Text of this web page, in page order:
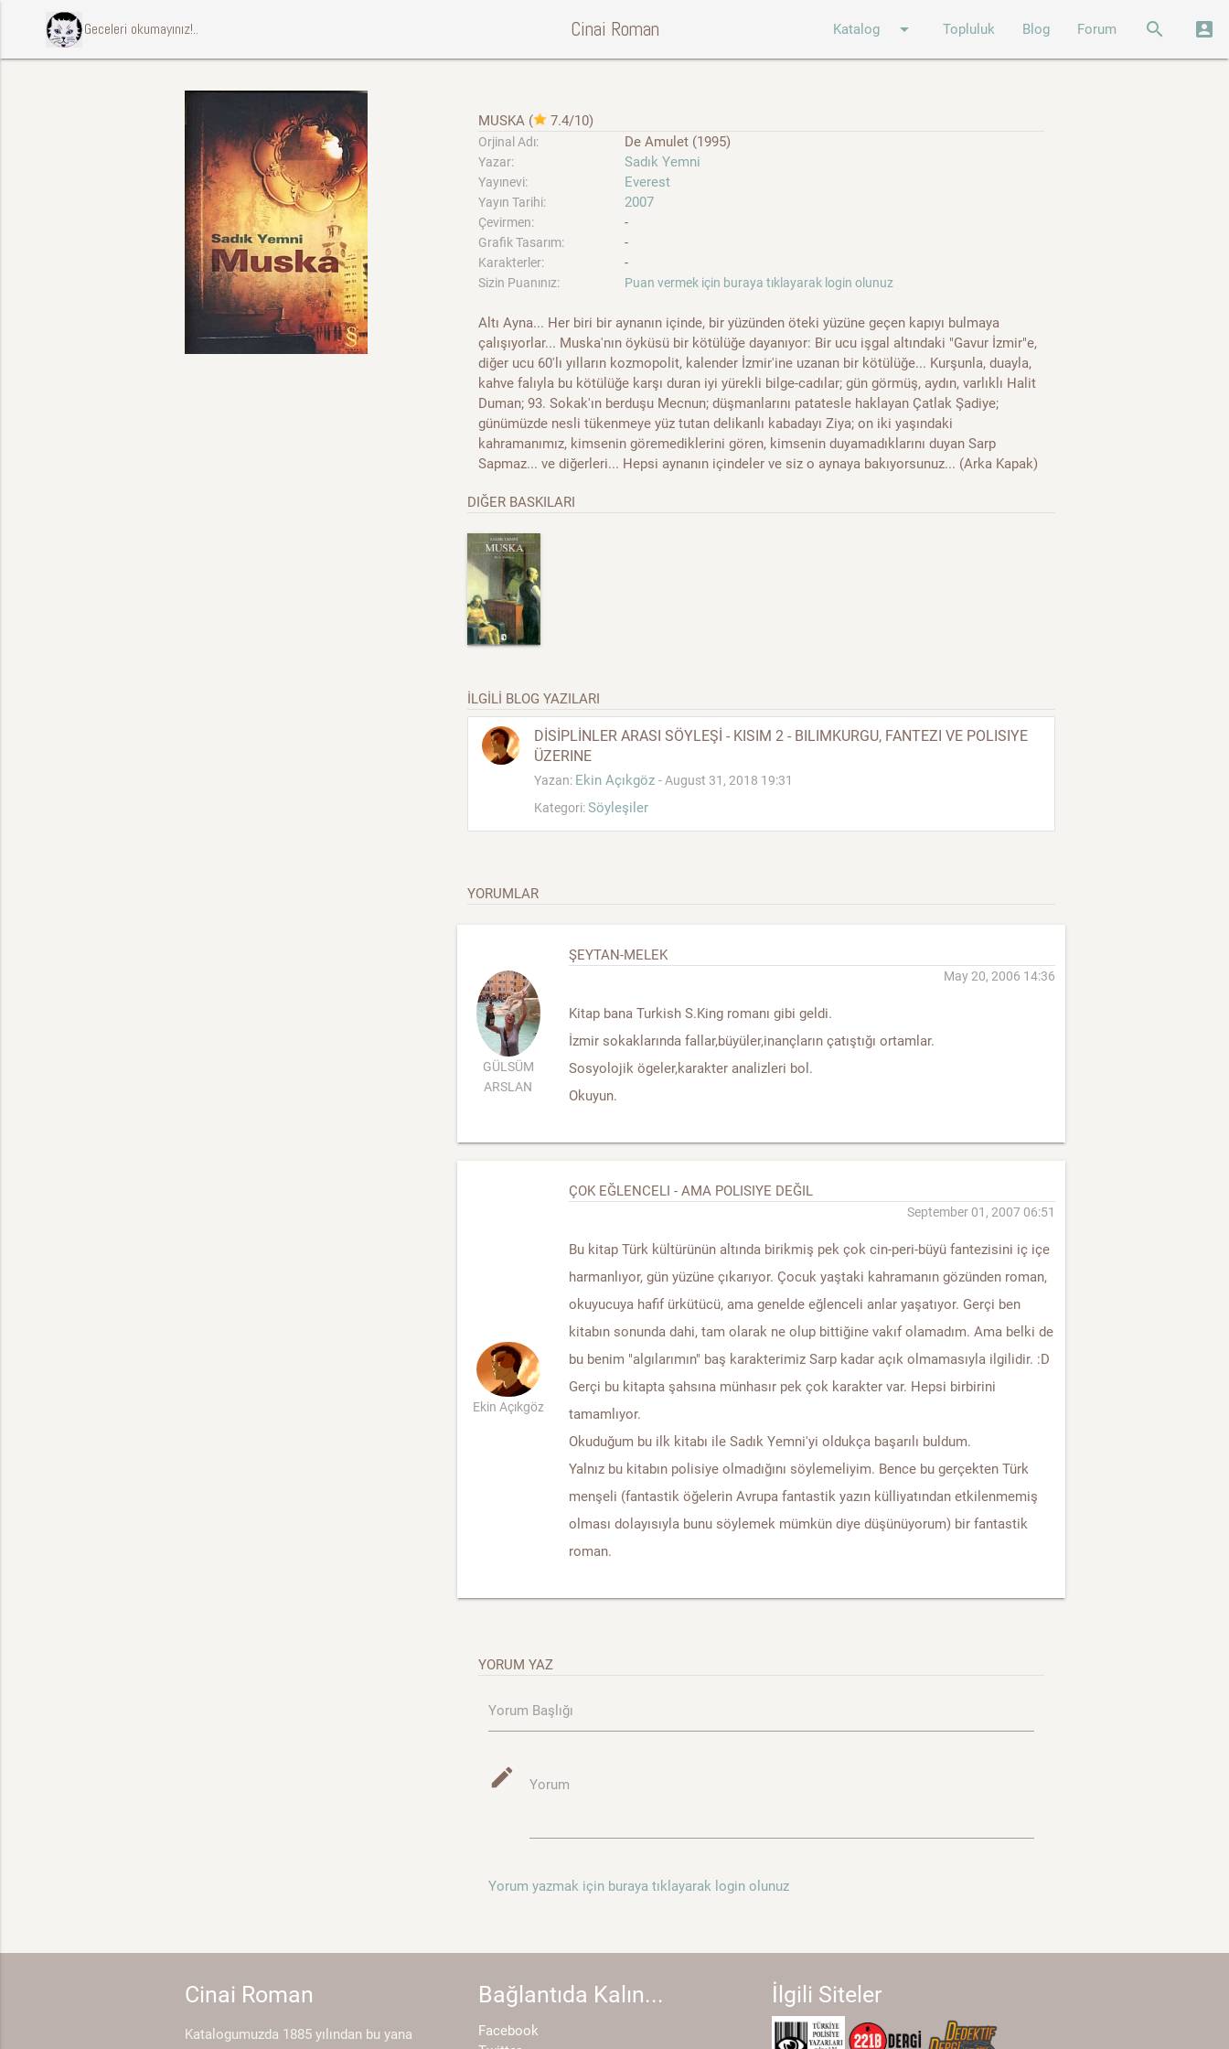
ccccci Geceleri okumayınız!.. Cinai Roman Katalog arrow_drop_down Topluluk Blog Forum search account_box
MUSKA ( 7.4/10)
Orjinal Adı: De Amulet (1995)
Yazar: Sadık Yemni
Yayınevi: Everest
Yayın Tarihi: 2007
Çevirmen: -
Grafik Tasarım: -
Karakterler: -
Sizin Puanınız: Puan vermek için buraya tıklayarak login olunuz
Altı Ayna... Her biri bir aynanın içinde, bir yüzünden öteki yüzüne geçen kapıyı bulmaya
çalışıyorlar... Muska'nın öyküsü bir kötülüğe dayanıyor: Bir ucu işgal altındaki "Gavur İzmir"e,
diğer ucu 60'lı yılların kozmopolit, kalender İzmir'ine uzanan bir kötülüğe... Kurşunla, duayla,
kahve falıyla bu kötülüğe karşı duran iyi yürekli bilge-cadılar; gün görmüş, aydın, varlıklı Halit
Duman; 93. Sokak'ın berduşu Mecnun; düşmanlarını patatesle haklayan Çatlak Şadiye;
günümüzde nesli tükenmeye yüz tutan delikanlı kabadayı Ziya; on iki yaşındaki
kahramanımız, kimsenin göremediklerini gören, kimsenin duyamadıklarını duyan Sarp
Sapmaz... ve diğerleri... Hepsi aynanın içindeler ve siz o aynaya bakıyorsunuz... (Arka Kapak)
DIĞER BASKILARI
İLGİLİ BLOG YAZILARI
DİSİPLİNLER ARASI SÖYLEŞİ - KISIM 2 - BILIMKURGU, FANTEZI VE POLISIYE
ÜZERINE
Yazan: Ekin Açıkgöz - August 31, 2018 19:31
Kategori:Söyleşiler
YORUMLAR
GÜLSÜM
ARSLAN
ŞEYTAN-MELEK
May 20, 2006 14:36
Kitap bana Turkish S.King romanı gibi geldi.
İzmir sokaklarında fallar,büyüler,inançların çatıştığı ortamlar.
Sosyolojik ögeler,karakter analizleri bol.
Okuyun.
Ekin Açıkgöz
ÇOK EĞLENCELI - AMA POLISIYE DEĞIL
September 01, 2007 06:51
Bu kitap Türk kültürünün altında birikmiş pek çok cin-peri-büyü fantezisini iç içe
harmanlıyor, gün yüzüne çıkarıyor. Çocuk yaştaki kahramanın gözünden roman,
okuyucuya hafif ürkütücü, ama genelde eğlenceli anlar yaşatıyor. Gerçi ben
kitabın sonunda dahi, tam olarak ne olup bittiğine vakıf olamadım. Ama belki de
bu benim "algılarımın" baş karakterimiz Sarp kadar açık olmamasıyla ilgilidir. :D
Gerçi bu kitapta şahsına münhasır pek çok karakter var. Hepsi birbirini
tamamlıyor.
Okuduğum bu ilk kitabı ile Sadık Yemni'yi oldukça başarılı buldum.
Yalnız bu kitabın polisiye olmadığını söylemeliyim. Bence bu gerçekten Türk
menşeli (fantastik öğelerin Avrupa fantastik yazın külliyatından etkilenmemiş
olması dolayısıyla bunu söylemek mümkün diye düşünüyorum) bir fantastik
roman.
YORUM YAZ
Yorum Başlığı
mode_edit Yorum
Yorum yazmak için buraya tıklayarak login olunuz
Cinai Roman
Katalogumuzda 1885 yılından bu yana
Bağlantıda Kalın...
Facebook
İlgili Siteler